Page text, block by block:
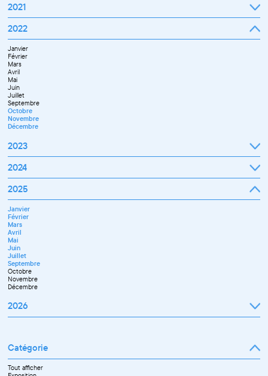
2021
Septembre
Octobre
Novembre
Décembre
2022
Janvier
Février
Mars
Avril
Mai
Juin
Juillet
Septembre
Octobre
Novembre
Décembre
2023
Janvier
Février
Mars
Avril
Septembre
Octobre
Novembre
Décembre
2024
Janvier
Février
Mars
Avril
Mai
Juin
Juillet
Septembre
Novembre
Décembre
2025
Janvier
Février
Mars
Avril
Mai
Juin
Juillet
Septembre
Octobre
Novembre
Décembre
2026
Avril
Mai
Juin
Septembre
Catégorie
Tout afficher